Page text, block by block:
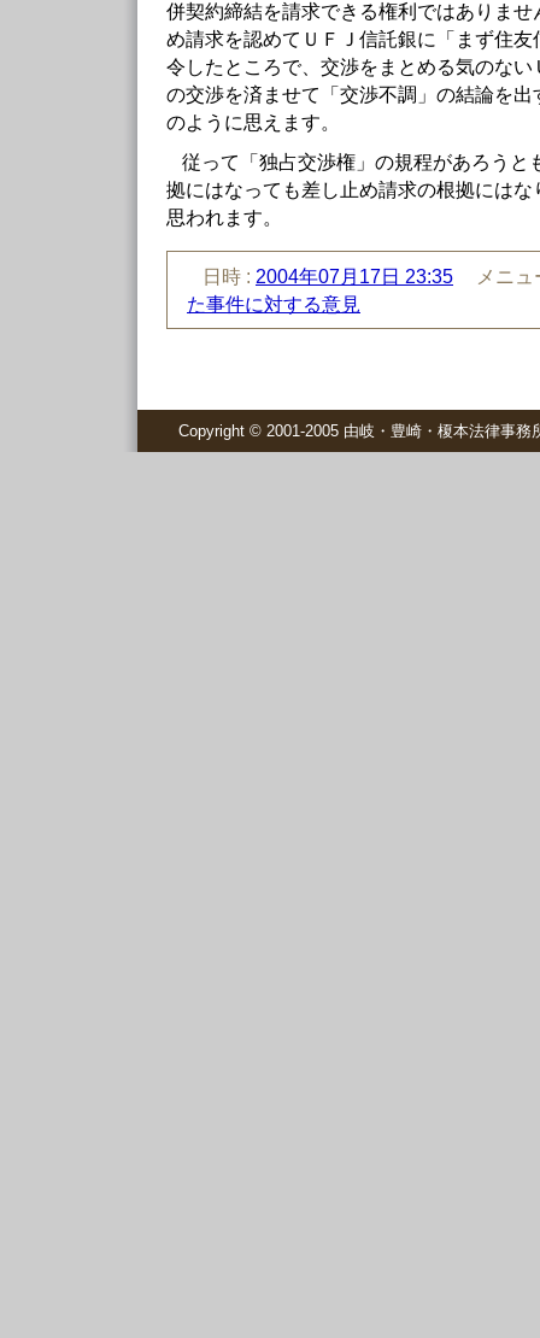
併契約締結を請求できる権利ではありま
め請求を認めてＵＦＪ信託銀に「まず住
令したところで、交渉をまとめる気のな
の交渉を済ませて「交渉不調」の結論を
のように思えます。
従って「独占交渉権」の規程があろうと
拠にはなっても差し止め請求の根拠には
思われます。
日時 : 2004年07月17日 23:35
メニ
た事件に対する意見
Copyright © 2001-2005 由岐・豊崎・榎本法律事